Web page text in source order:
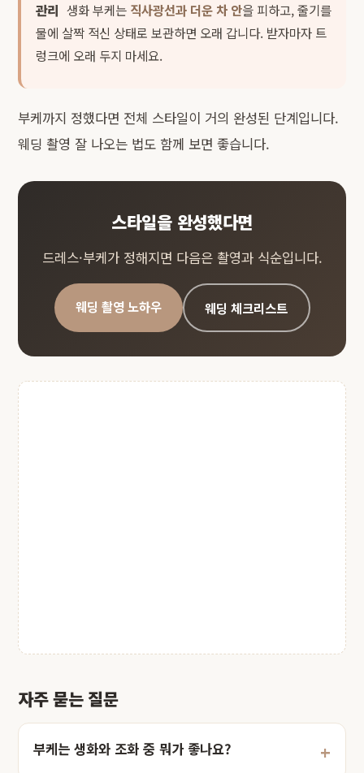
관리 생화 부케는 직사광선과 더운 차 안을 피하고, 줄기를
물에 살짝 적신 상태로 보관하면 오래 갑니다. 받자마자 트
렁크에 오래 두지 마세요.
부케까지 정했다면 전체 스타일이 거의 완성된 단계입니다.
웨딩 촬영 잘 나오는 법도 함께 보면 좋습니다.
스타일을 완성했다면
드레스·부케가 정해지면 다음은 촬영과 식순입니다.
웨딩 촬영 노하우 웨딩 체크리스트
자주 묻는 질문
부케는 생화와 조화 중 뭐가 좋나요?